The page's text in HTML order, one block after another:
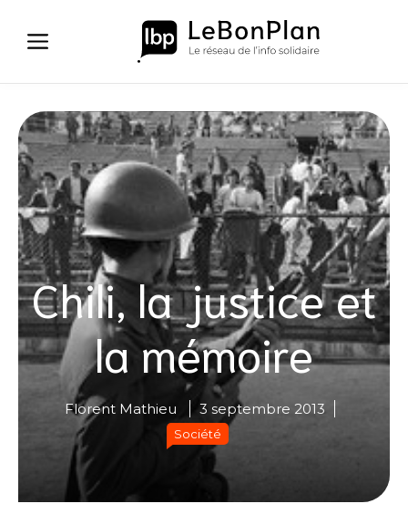
contenu
Chili, la justice et
la mémoire
Florent Mathieu 3 septembre 2013
Société